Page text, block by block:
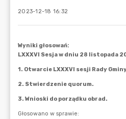
2023-12-18 16:32